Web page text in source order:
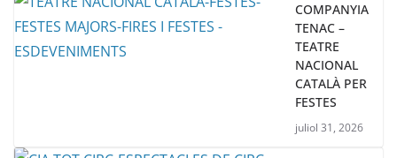
COMPANYIA
TENAC –
TEATRE
NACIONAL
CATALÀ PER
FESTES
juliol 31, 2026